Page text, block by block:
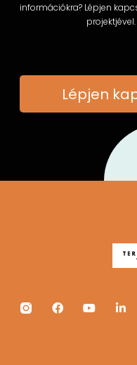
információkra? Lépjen
Lépjen